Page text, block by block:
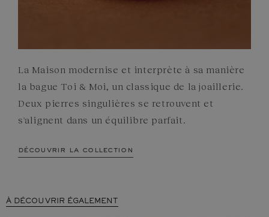
La Maison modernise et interprète à sa manière
la bague Toi & Moi, un classique de la joaillerie.
Deux pierres singulières se retrouvent et
s'alignent dans un équilibre parfait.
découvrir la collection
À DÉCOUVRIR ÉGALEMENT